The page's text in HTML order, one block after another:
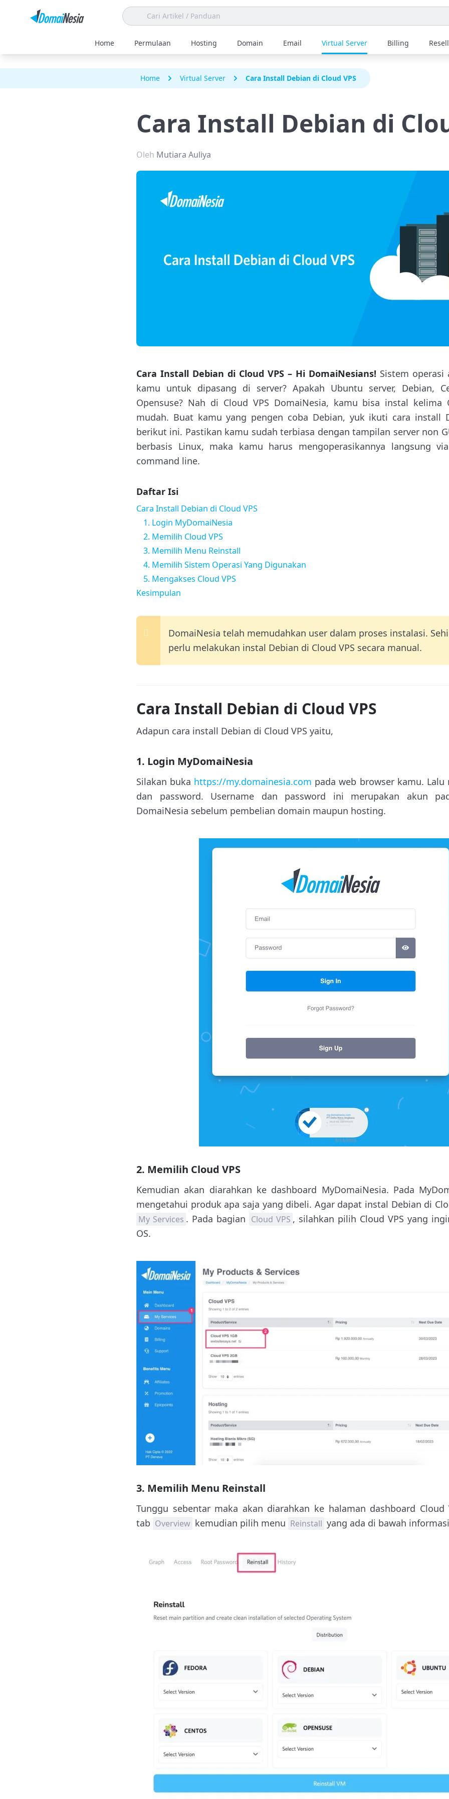
Home Permulaan Hosting Domain Email Virtual Server Billing
Home Virtual Server Cara Install Debian di Cloud VPS
Cara Install Debian di
Oleh Mutiara Auliya
Cara Install Debian di Cloud VPS – Hi DomaiNesians! Sistem
kamu untuk dipasang di server? Apakah Ubuntu server, Debian,
Opensuse? Nah di Cloud VPS DomaiNesia, kamu bisa instal kelima
mudah. Buat kamu yang pengen coba Debian, yuk ikuti cara install
berikut ini. Pastikan kamu sudah terbiasa dengan tampilan server non
berbasis Linux, maka kamu harus mengoperasikannya langsung
command line.
Daftar Isi
Cara Install Debian di Cloud VPS
1. Login MyDomaiNesia
2. Memilih Cloud VPS
3. Memilih Menu Reinstall
4. Memilih Sistem Operasi Yang Digunakan
5. Mengakses Cloud VPS
Kesimpulan
DomaiNesia telah memudahkan user dalam proses instalasi.
perlu melakukan instal Debian di Cloud VPS secara manual.
Cara Install Debian di Cloud VPS
Adapun cara install Debian di Cloud VPS yaitu,
1. Login MyDomaiNesia
Silakan buka https://my.domainesia.com pada web browser kamu. Lalu
dan password. Username dan password ini merupakan akun
DomaiNesia sebelum pembelian domain maupun hosting.
2. Memilih Cloud VPS
Kemudian akan diarahkan ke dashboard MyDomaiNesia. Pada
mengetahui produk apa saja yang dibeli. Agar dapat instal Debian di
My Services . Pada bagian Cloud VPS , silahkan pilih Cloud VPS yang
OS.
3. Memilih Menu Reinstall
Tunggu sebentar maka akan diarahkan ke halaman dashboard Cloud
tab Overview kemudian pilih menu Reinstall yang ada di bawah